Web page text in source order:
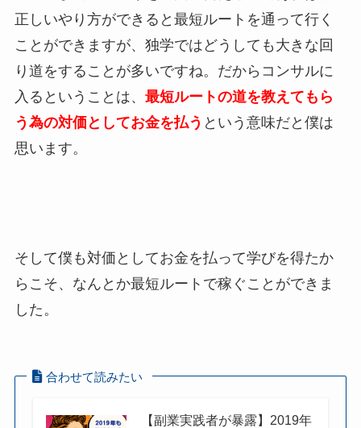
正しいやり方ができると最短ルートを通って行く
ことができますが、独学ではどうしても大きな回
り道をすることが多いですね。だからコンサルに
入るということは、 最短ルートの道を教えてもら
う為の対価としてお金を払う という意味だと僕は
思います。
そして僕も対価としてお金を払って学びを得たか
らこそ、なんとか最短ルートで稼ぐことができま
した。
合わせて読みたい
【副業実践者が暴露】2019年